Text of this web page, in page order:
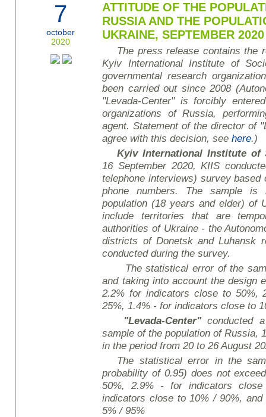
7
october
2020
ATTITUDE OF THE
RUSSIA AND THE
UKRAINE, SEPTEMBER
The press release contains the
Kyiv International Institute of
governmental research
been carried out since 2008
"Levada-Center" is forcibly
organizations of Russia,
agent. Statement of the director of
agree with this decision, seehere.)
Kyiv International Institute
16 September 2020, KIIS
telephone interviews) survey based
phone numbers. The sample is
population (18 years andelder) of
include territories that are
authorities of Ukraine - the
districts of Donetsk and Luhansk
conducted during the survey.
The statistical error of the
and taking into account the design
2.2% for indicators close to 50%,
25%, 1.4% - for indicators close to
"Levada-Center"conducted
sample of the population of Russia,
in the period from 20 to 26 August
The statistical error in the
probability of 0.95) does not
50%, 2.9% - for indicators
indicators close to 10% / 90%,
5% / 95%